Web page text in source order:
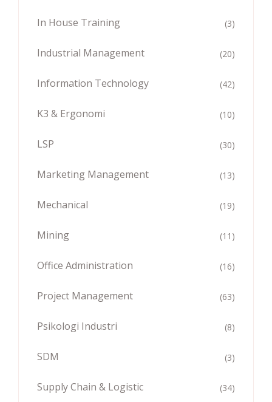
In House Training (3)
Industrial Management (20)
Information Technology (42)
K3 & Ergonomi (10)
LSP (30)
Marketing Management (13)
Mechanical (19)
Mining (11)
Office Administration (16)
Project Management (63)
Psikologi Industri (8)
SDM (3)
Supply Chain & Logistic (34)